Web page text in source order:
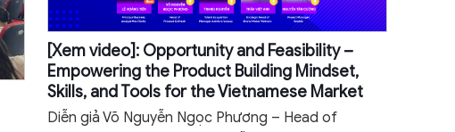
[Xem video]: Opportunity and Feasibility –
Empowering the Product Building Mindset,
Skills, and Tools for the Vietnamese Market
Diễn giả Võ Nguyễn Ngọc Phương – Head of